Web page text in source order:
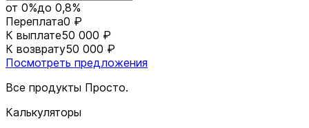
от 0%до 0,8%
Переплата0 ₽
К выплате50 000 ₽
К возврату50 000 ₽
Посмотреть предложения
Все продукты Просто.
Калькуляторы